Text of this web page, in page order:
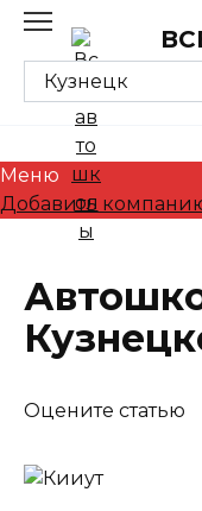
Skip
content
Меню
Добавить
Оцените статью